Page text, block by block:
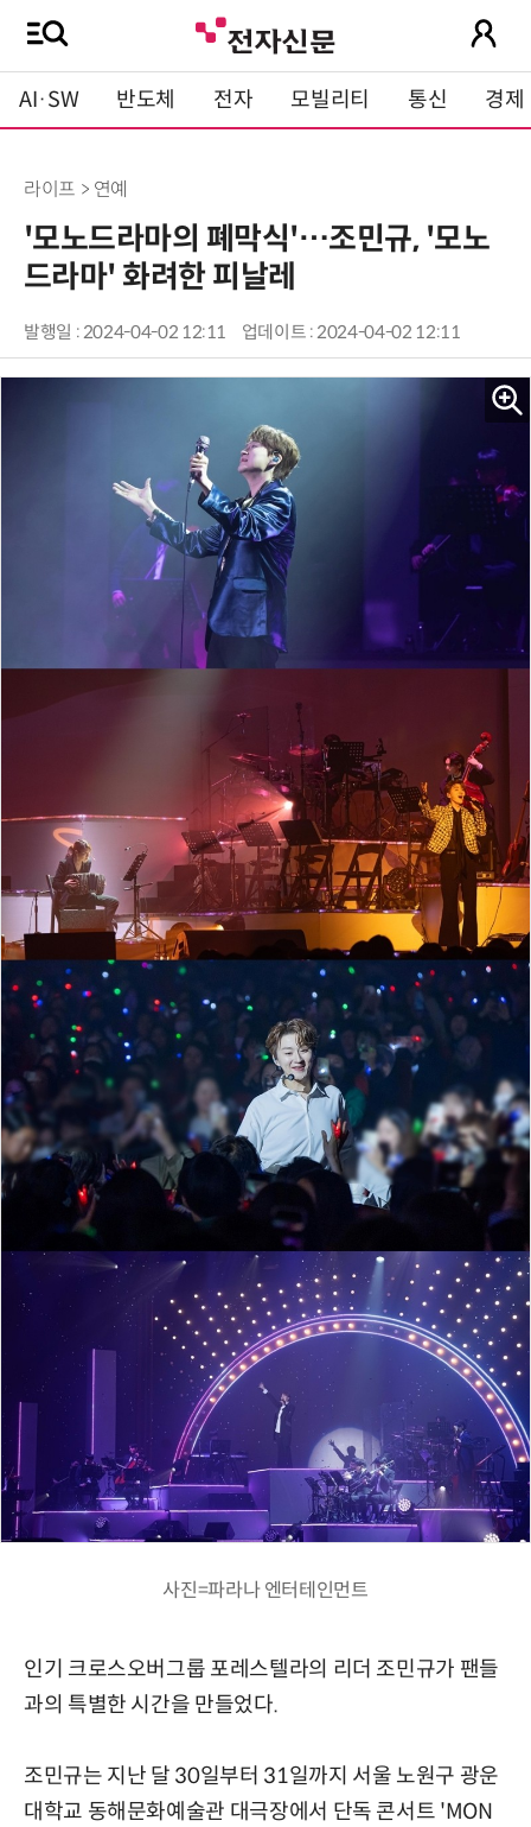
AI·SW 반도체 전자 모빌리티 통신 경제
라이프 > 연예
'모노드라마의 폐막식'…조민규, '모노
드라마' 화려한 피날레
발행일 : 2024-04-02 12:11 업데이트 : 2024-04-02 12:11
사진=파라나 엔터테인먼트
인기 크로스오버그룹 포레스텔라의 리더 조민규가 팬들
과의 특별한 시간을 만들었다.
조민규는 지난 달 30일부터 31일까지 서울 노원구 광운
대학교 동해문화예술관 대극장에서 단독 콘서트 'MON